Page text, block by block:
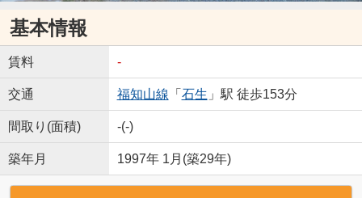
基本情報
賃料 -
交通 福知山線 「 石生 」駅 徒歩153分
間取り(面積) -(-)
築年月 1997年 1月(築29年)